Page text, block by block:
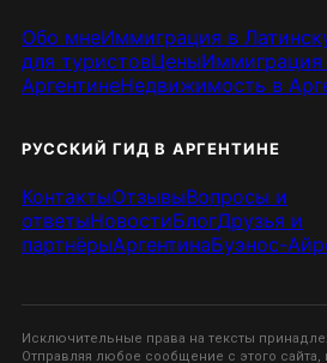
Обо мнеИммиграция в
для туристовЦеныИммиграция
АргентинеНедвижимость в
РУССКИЙ ГИД В АРГЕНТИНЕ
КонтактыОтзывыВопросы и
ответыНовостиБлогДрузья и
партнёрыАргентинаБуэнос-
Исключительные права на тексты
Отправляя любое сообщение с этого